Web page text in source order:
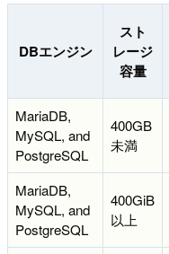
DBエンジン
スト
レージ
容量
MariaDB,
MySQL, and
PostgreSQL
400GB
未満
MariaDB,
MySQL, and
PostgreSQL
400GiB
以上